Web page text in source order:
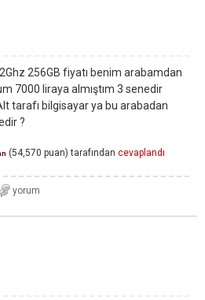
256GB fiyatı benim arabamdan
7000 liraya almıştım 3 senedir
tarafı bilgisayar ya bu arabadan
?
(54,570 puan) tarafından cevaplandı